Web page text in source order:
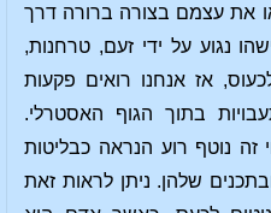
את עצמם בצורה ברורה דרך
נגוע על ידי זעם, טרחנות,
אז אנחנו רואים פקעות
בתוך הגוף האסטרלי.
זה נוטף רוע הנראה כבליטות
שלהן. ניתן לראות זאת